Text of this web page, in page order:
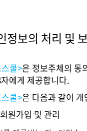
정보의 처리 및
쿨>은 정보주체의 동
에게 제공합니다.
쿨>은 다음과 같이
원가입 및 관리